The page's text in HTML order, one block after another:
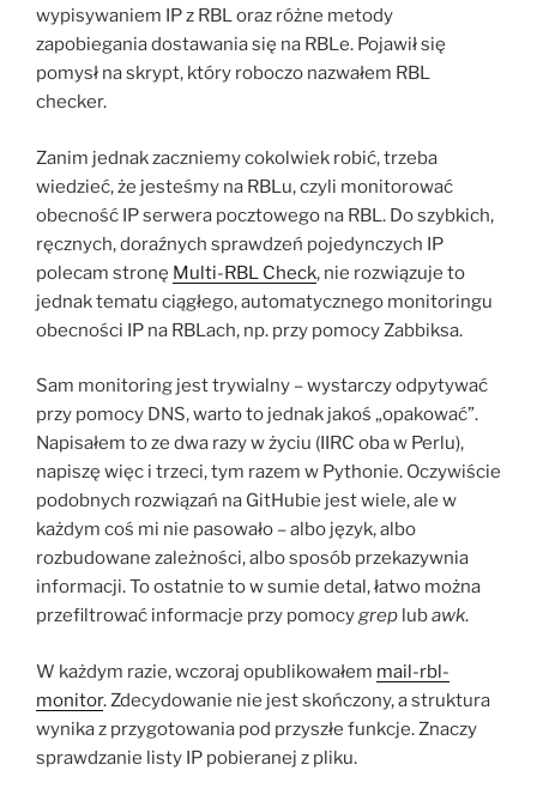
wypisywaniem IP z RBL oraz różne metody
zapobiegania dostawania się na RBLe. Pojawił się
pomysł na skrypt, który roboczo nazwałem RBL
checker.
Zanim jednak zaczniemy cokolwiek robić, trzeba
wiedzieć, że jesteśmy na RBLu, czyli monitorować
obecność IP serwera pocztowego na RBL. Do szybkich,
ręcznych, doraźnych sprawdzeń pojedynczych IP
polecam stronę Multi-RBL Check, nie rozwiązuje to
jednak tematu ciągłego, automatycznego monitoringu
obecności IP na RBLach, np. przy pomocy Zabbiksa.
Sam monitoring jest trywialny – wystarczy odpytywać
przy pomocy DNS, warto to jednak jakoś „opakować”.
Napisałem to ze dwa razy w życiu (IIRC oba w Perlu),
napiszę więc i trzeci, tym razem w Pythonie. Oczywiście
podobnych rozwiązań na GitHubie jest wiele, ale w
każdym coś mi nie pasowało – albo język, albo
rozbudowane zależności, albo sposób przekazywnia
informacji. To ostatnie to w sumie detal, łatwo można
przefiltrować informacje przy pomocygrep lubawk.
W każdym razie, wczoraj opublikowałem mail-rbl-
monitor. Zdecydowanie nie jest skończony, a struktura
wynika z przygotowania pod przyszłe funkcje. Znaczy
sprawdzanie listy IP pobieranej z pliku.